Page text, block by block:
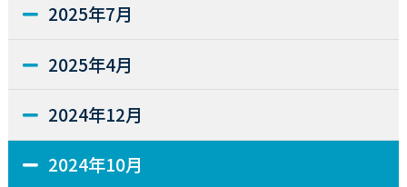
2025年7月
2025年4月
2024年12月
2024年10月